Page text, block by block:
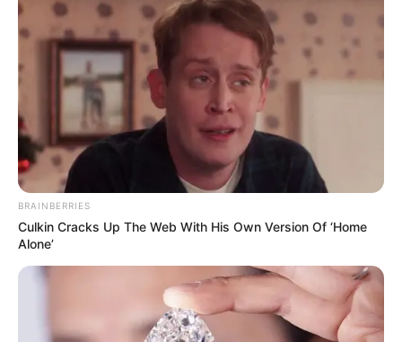
BRAINBERRIES
Culkin Cracks Up The Web With His Own Version Of ‘Home
Alone’